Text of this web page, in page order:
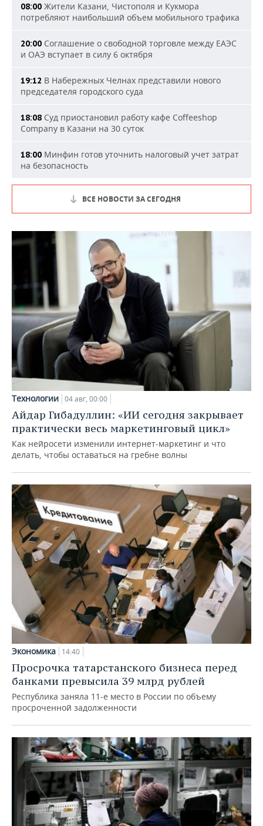
08:00 Жители Казани, Чистополя и Кукмора
потребляют наибольший объем мобильного трафика
20:00 Соглашение о свободной торговле между ЕАЭС
и ОАЭ вступает в силу 6 октября
19:12 В Набережных Челнах представили нового
председателя городского суда
18:08 Суд приостановил работу кафе Coffeeshop
Company в Казани на 30 суток
18:00 Минфин готов уточнить налоговый учет затрат
на безопасность
ВСЕ НОВОСТИ ЗА СЕГОДНЯ
Технологии 04 авг, 00:00
Айдар Гибадуллин: «ИИ сегодня закрывает
практически весь маркетинговый цикл»
Как нейросети изменили интернет-маркетинг и что
делать, чтобы оставаться на гребне волны
Экономика 14:40
Просрочка татарстанского бизнеса перед
банками превысила 39 млрд рублей
Республика заняла 11-е место в России по объему
просроченной задолженности